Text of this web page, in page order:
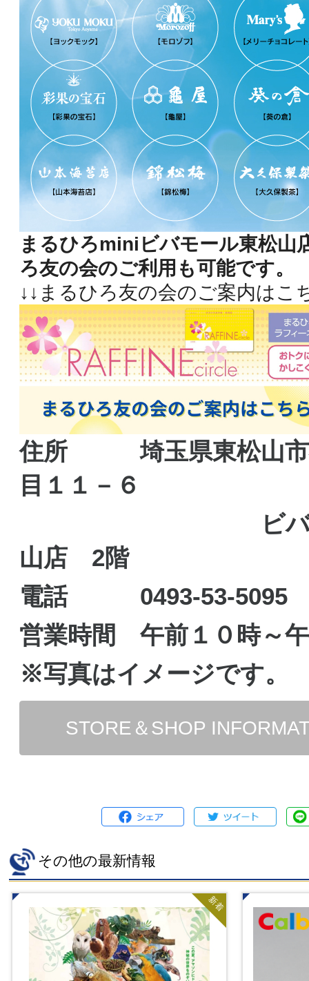
まるひろminiビバモール東松山
ろ友の会のご利用も可能です。
↓↓まるひろ友の会のご案内はこ
住所 埼玉県東松山市
目１１－６
ビバモー
山店 2階
電話 0493-53-5095
営業時間 午前１０時～
※写真はイメージです。
STORE＆SHOP
その他の最新情報
新着